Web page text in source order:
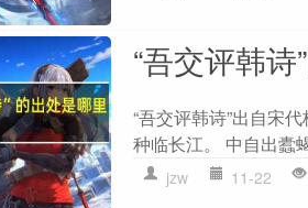
“吾交评韩
“吾交评韩诗”出自宋
种临长江。 中自出蠹
jzw 11-22